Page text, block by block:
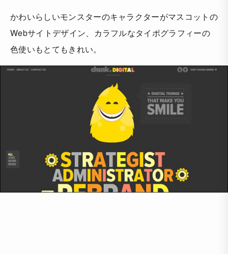
かわいらしいモンスターのキャラクターがマスコットの
Webサイトデザイン、カラフルなタイポグラフィーの
色使いもとてもきれい。